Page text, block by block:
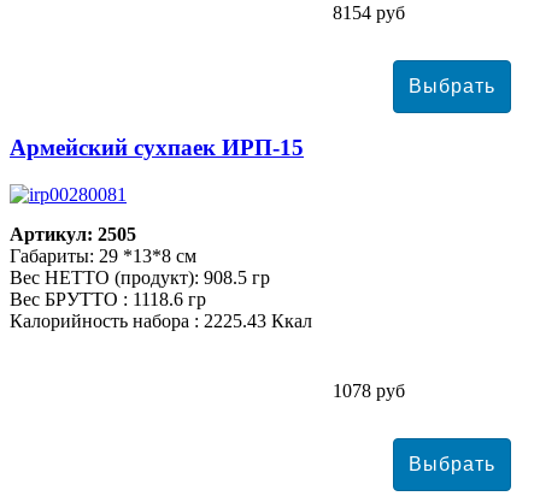
8154 руб
Армейский сухпаек ИРП-15
Артикул: 2505
Габариты: 29 *13*8 см
Вес НЕТТО (продукт): 908.5 гр
Вес БРУТТО : 1118.6 гр
Калорийность набора : 2225.43 Ккал
1078 руб